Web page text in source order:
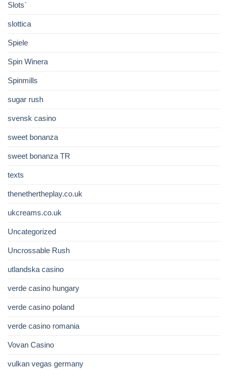
Slots`
slottica
Spiele
Spin Winera
Spinmills
sugar rush
svensk casino
sweet bonanza
sweet bonanza TR
texts
thenethertheplay.co.uk
ukcreams.co.uk
Uncategorized
Uncrossable Rush
utlandska casino
verde casino hungary
verde casino poland
verde casino romania
Vovan Casino
vulkan vegas germany